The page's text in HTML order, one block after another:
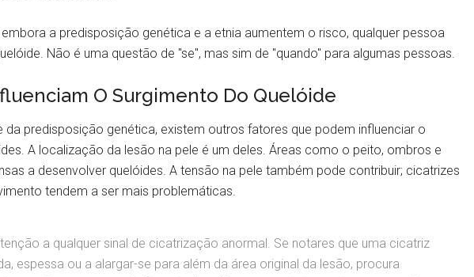
a predisposição genética e a etnia aumentem o risco, qualquer pessoa
Não é uma questão de "se", mas sim de "quando" para algumas pessoas.
O Surgimento Do Quelóide
da predisposição genética, existem outros fatores que podem influenciar o
A localização da lesão na pele é um deles. Áreas como o peito, ombros e
a desenvolver quelóides. A tensão na pele também pode contribuir; cicatrizes
tendem a ser mais problemáticas.
a qualquer sinal de cicatrização anormal. Se notares que uma cicatriz
espessa ou a alargar-se para além da área original da lesão, procura